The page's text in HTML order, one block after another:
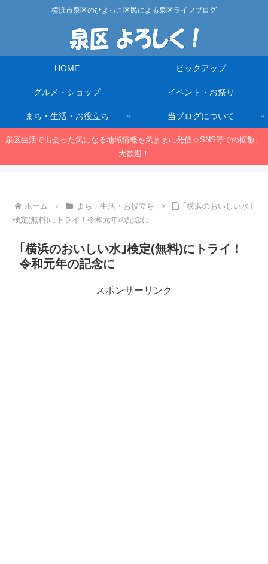
横浜市泉区のひよっこ区民による泉区ライフブログ
HOME ピックアップ
グルメ・ショップ イベント・お祭り
まち・生活・お役立ち 当ブログについて
泉区生活で出会った気になる地域情報を気ままに発信☆SNS等での拡散、
大歓迎！
ホーム まち・生活・お役立ち
｢横浜のおいしい水｣
検定(無料)にトライ！令和元年の記念に
｢横浜のおいしい水｣検定(無料)にトライ！
令和元年の記念に
スポンサーリンク